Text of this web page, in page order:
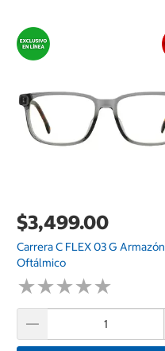
$3,499.00
Carrera C FLEX 03 G Armazón
Oftálmico
★★★★★
★★★★★